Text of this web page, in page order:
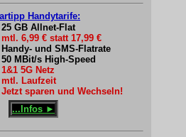
Handytarife:
25 GB Allnet-Flat
mtl. 6,99 € statt 17,99 €
Handy- und SMS-Flatrate
50 MBit/s High-Speed
1&1 5G Netz
mtl. Laufzeit
Jetzt sparen und Wechseln!
...Infos ►